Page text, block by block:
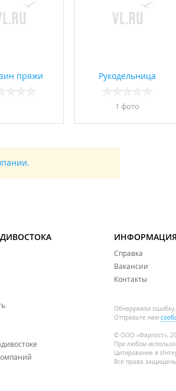
пряжи Рукодельница
1 фото
ИНФОРМАЦИЯ
Справка
Вакансии
Контакты
Обнаружили
Отправьте нам
© ООО «Фарпост»,
При любом
Цитирование в
Все права